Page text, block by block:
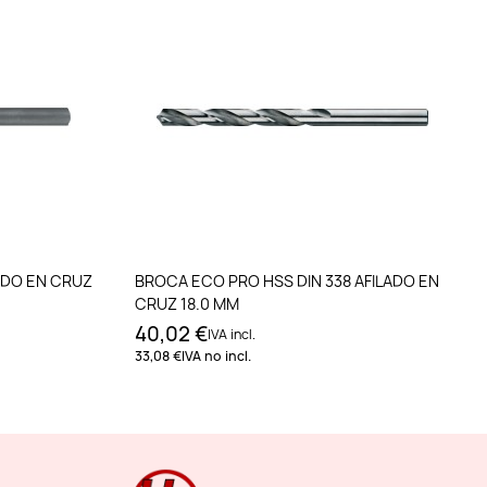
EN CRUZ
Añadir al carrito
BROCA ECO PRO HSS DIN 338 AFILADO EN
CRUZ 18.0 MM
40,02 €IVA incl.
33,08 €IVA no incl.